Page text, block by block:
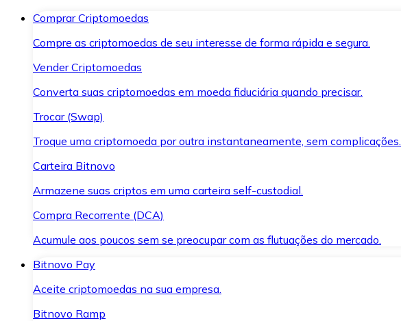
Comprar Criptomoedas
Compre as criptomoedas de seu interesse de forma rápida e segura.
Vender Criptomoedas
Converta suas criptomoedas em moeda fiduciária quando precisar.
Trocar (Swap)
Troque uma criptomoeda por outra instantaneamente, sem complicações.
Carteira Bitnovo
Armazene suas criptos em uma carteira self-custodial.
Compra Recorrente (DCA)
Acumule aos poucos sem se preocupar com as flutuações do mercado.
Bitnovo Pay
Aceite criptomoedas na sua empresa.
Bitnovo Ramp